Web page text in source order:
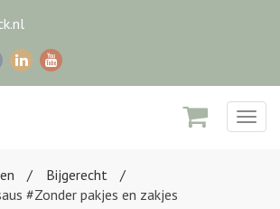
Bijgerecht
#Zonder pakjes en zakjes